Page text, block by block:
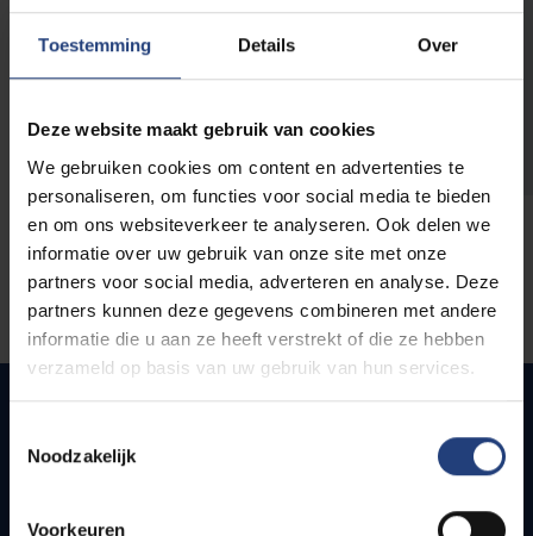
Toestemming Details Over
Deze website maakt gebruik van cookies
We gebruiken cookies om content en advertenties te
personaliseren, om functies voor social media te bieden
en om ons websiteverkeer te analyseren. Ook delen we
informatie over uw gebruik van onze site met onze
partners voor social media, adverteren en analyse. Deze
partners kunnen deze gegevens combineren met andere
informatie die u aan ze heeft verstrekt of die ze hebben
verzameld op basis van uw gebruik van hun services.
Noodzakelijk
Voorkeuren
Quick links